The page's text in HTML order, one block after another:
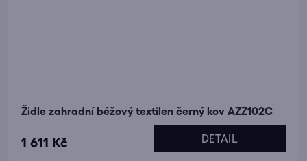
Židle zahradní béžový textilen černý kov AZZ102C
1 611 Kč DETAIL